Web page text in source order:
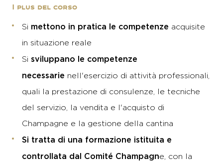
I plus del corso
Si mettono in pratica le competenze acquisite
in situazione reale
Si sviluppano le competenze
necessarie nell'esercizio di attività professionali,
quali la prestazione di consulenze, le tecniche
del servizio, la vendita e l'acquisto di
Champagne e la gestione della cantina
Si tratta di una formazione istituita e
controllata dal Comité Champagne, con la